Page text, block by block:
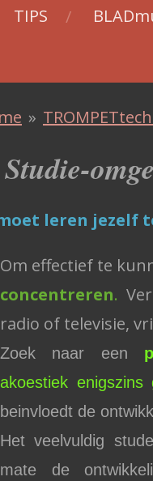
TIPS
»
leren jezelf
Om effectief te
concentreren.
radio of televisie,
Zoek naar een
akoestiek enigszins
beinvloedt de
Het veelvuldig
mate de